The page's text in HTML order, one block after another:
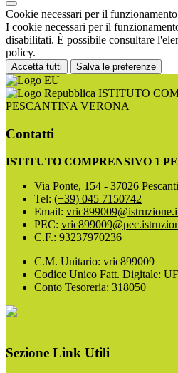
Cookie necessari per il funzionamento
I cookie necessari per il
disabilitati. È possibile consultare
policy.
Accetta tutti Salva le preferenze
ISTITUTO
PESCANTINA VERONA
Contatti
ISTITUTO COMPRENSIVO 1
Via Ponte, 154 - 37026
Tel: (+39) 045 7150742
Email:
PEC:
C.F.: 93237970236
C.M. Unitario: vric899009
Codice Unico Fatt. Digitale:
Conto Tesoreria: 318050
Sezione Link Utili